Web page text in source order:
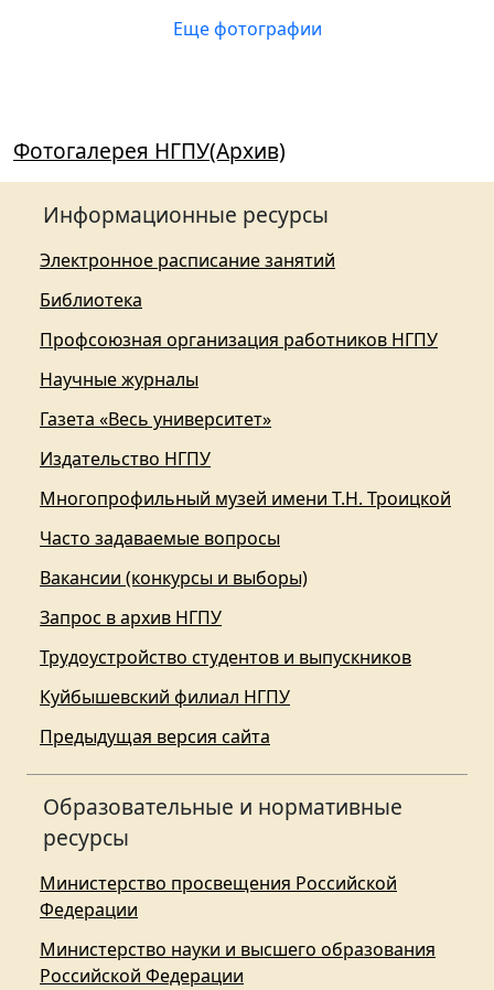
Еще фотографии
Фотогалерея НГПУ(Архив)
Информационные ресурсы
Электронное расписание занятий
Библиотека
Профсоюзная организация работников НГПУ
Научные журналы
Газета «Весь университет»
Издательство НГПУ
Многопрофильный музей имени Т.Н. Троицкой
Часто задаваемые вопросы
Вакансии (конкурсы и выборы)
Запрос в архив НГПУ
Трудоустройство студентов и выпускников
Куйбышевский филиал НГПУ
Предыдущая версия сайта
Образовательные и нормативные
ресурсы
Министерство просвещения Российской
Федерации
Министерство науки и высшего образования
Российской Федерации